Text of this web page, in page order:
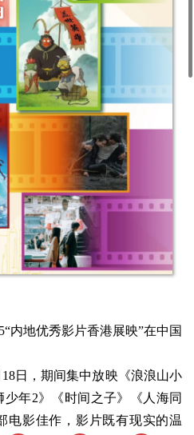
内地优秀影片香港展映”在中国
日，期间集中放映《浪浪山小
年2》《时间之子》《人海同
电影佳作，影片既有现实的温